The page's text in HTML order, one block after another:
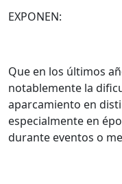
EXPONEN:
Que en los últimos
notablemente la
aparcamiento en
especialmente en
durante eventos o